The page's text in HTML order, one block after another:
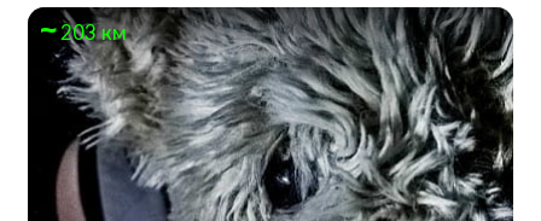
203 км